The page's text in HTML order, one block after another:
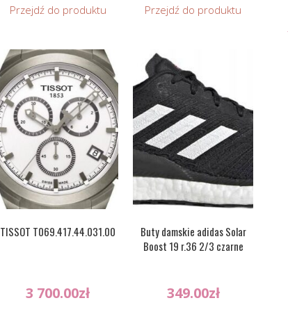
Przejdź do produktu Przejdź do produktu
TISSOT T069.417.44.031.00
3 700.00zł
Buty damskie adidas Solar
Boost 19 r.36 2/3 czarne
349.00zł